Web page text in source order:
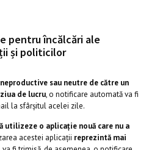
pentru încălcări ale
și politicilor
sau neutre de către un
de lucru, o notificare automată va fi
la sfârșitul acelei zile.
utilizeze o aplicație nouă care nu a
acestei aplicații reprezintă mai